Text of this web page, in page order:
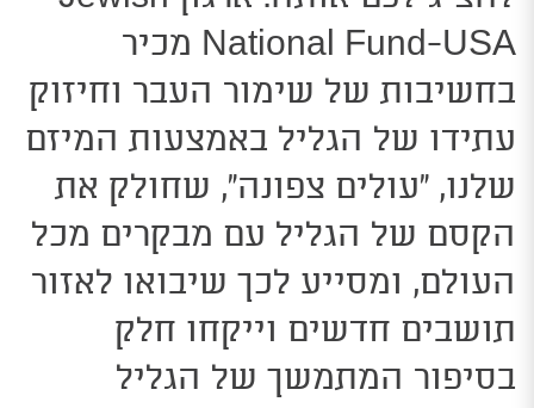
National Fund-USA מכיר
בחשיבות של שימור העבר וחיזוק
עתידו של הגליל באמצעות המיזם
שלנו, “עולים צפונה”, שחולק את
הקסם של הגליל עם מבקרים מכל
העולם, ומסייע לכך שיבואו לאזור
תושבים חדשים וייקחו חלק
בסיפור המתמשך של הגליל